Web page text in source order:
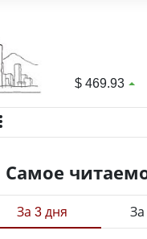
$469.93
Самое
За 3 дня